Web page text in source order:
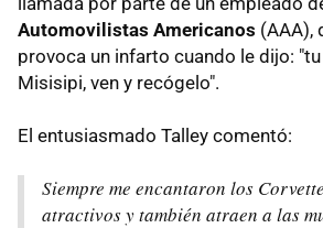
Automovilistas Americanos (AAA),
provoca un infarto cuando le dijo:
Misisipi, ven y recógelo".
El entusiasmado Talley comentó:
Siempre me encantaron los
atractivos y también atraen a las